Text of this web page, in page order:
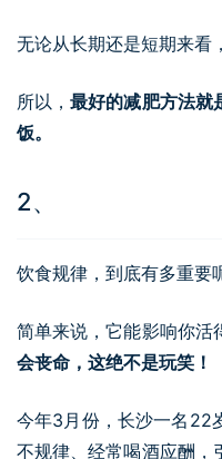
无论从长期还是短期来看
所以，最好的减肥方法就
饭。
2、
饮食规律，到底有多重要
简单来说，它能影响你活
会丧命，这绝不是玩笑！
今年3月份，长沙一名22
不规律、经常喝酒应酬，